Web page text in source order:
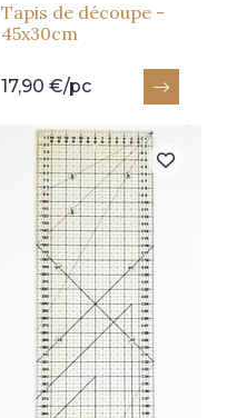
Tapis de découpe -
45x30cm
17,90 €/pc